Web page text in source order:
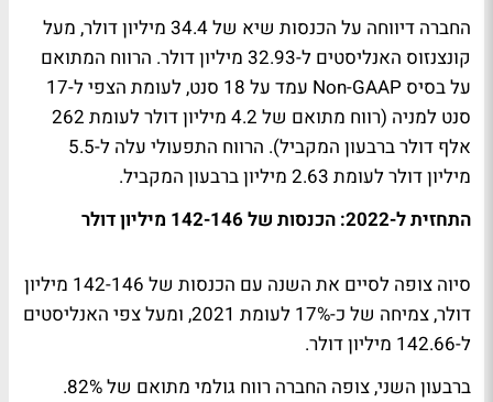
החברה דיווחה על הכנסות שיא של 34.4 מיליון דולר, מעל
קונצנזוס האנליסטים ל-32.93 מיליון דולר. הרווח המתואם
על בסיס Non-GAAP עמד על 18 סנט, לעומת הצפי ל-17
סנט למניה (רווח מתואם של 4.2 מיליון דולר לעומת 262
אלף דולר ברבעון המקביל). הרווח התפעולי עלה ל-5.5
מיליון דולר לעומת 2.63 מיליון ברבעון המקביל.
התחזית ל-2022: הכנסות של 142-146 מיליון דולר
סיוה צופה לסיים את השנה עם הכנסות של 142-146 מיליון
דולר, צמיחה של כ-17% לעומת 2021, ומעל צפי האנליסטים
ל-142.66 מיליון דולר.
ברבעון השני, צופה החברה רווח גולמי מתואם של 82%.